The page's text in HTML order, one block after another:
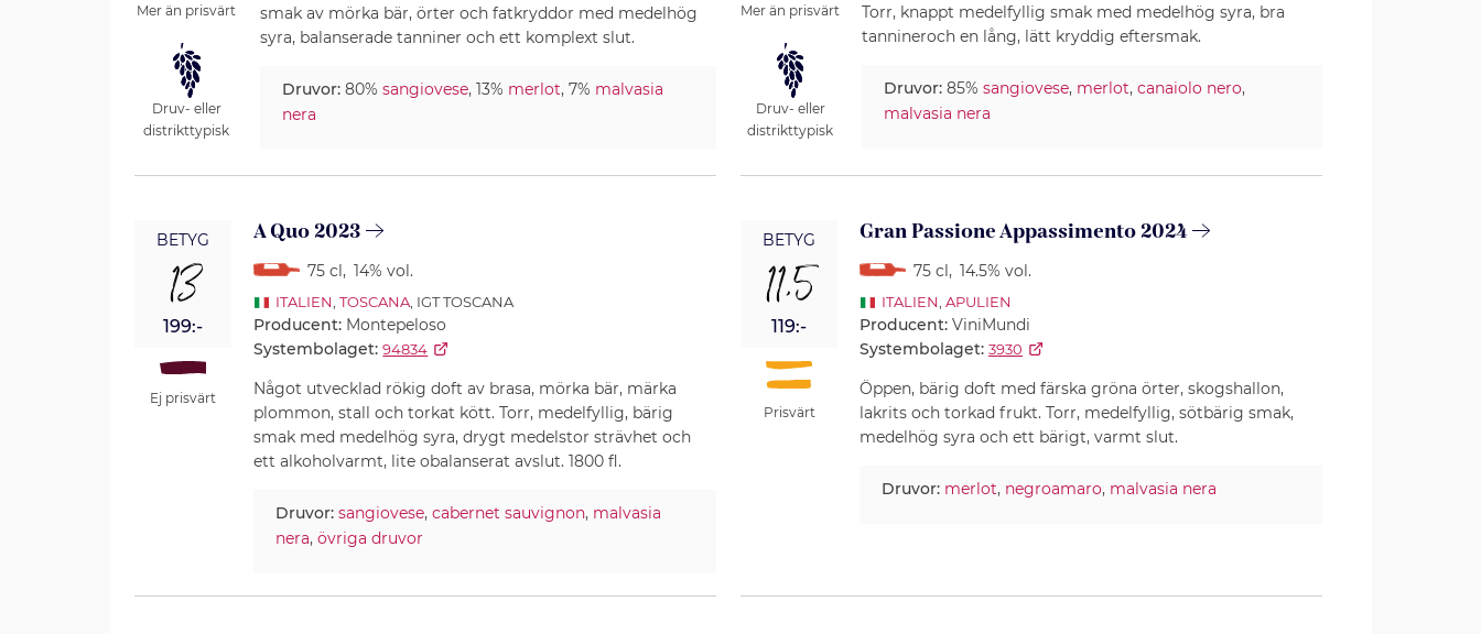
Mer än prisvärt
Druv- eller
distrikttypisk
smak av mörka bär, örter och fatkryddor med medelhög
syra, balanserade tanniner och ett komplext slut.
Druvor: 80%sangiovese, 13% merlot, 7% malvasia
nera
Mer än prisvärt
Druv- eller
distrikttypisk
Torr, knappt medelfyllig smak med medelhög syra, bra
tannineroch en lång, lätt kryddig eftersmak.
Druvor: 85% sangiovese, merlot, canaiolo nero,
malvasia nera
BETYG
13
199:-
Ej prisvärt
A Quo 2023
75 cl, 14% vol.
ITALIEN ,TOSCANA , IGT TOSCANA
Producent: Montepeloso
Systembolaget: 94834
Något utvecklad rökig doft av brasa, mörka bär, märka
plommon, stall och torkat kött. Torr, medelfyllig, bärig
smak med medelhög syra, drygt medelstor strävhet och
ett alkoholvarmt, lite obalanserat avslut. 1800 fl.
Druvor: sangiovese,cabernet sauvignon, malvasia
nera,övriga druvor
BETYG
11,5
119:-
Prisvärt
Gran Passione Appassimento 2024
75 cl, 14.5% vol.
ITALIEN APULIEN
Producent: ViniMundi
Systembolaget: 3930
Öppen, bärig doft med färska gröna örter, skogshallon,
lakrits och torkad frukt. Torr, medelfyllig, sötbärig smak,
medelhög syra och ett bärigt, varmt slut.
Druvor: merlot, negroamaro, malvasia nera